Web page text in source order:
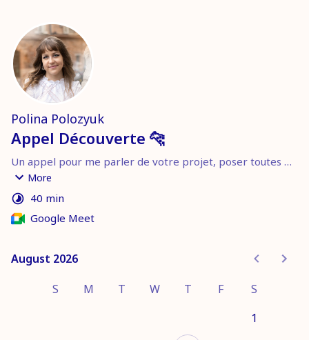
Polina Polozyuk
Appel Découverte 🐆
Un appel pour me parler de votre projet, poser toutes
vos questions et apprendre à se connaître pour savoir si
nous sommes partants pour travailler ensemble. Sans
engagement.
More
40 min
Google Meet
August 2026
August 2026
S
M T W T F
S
1